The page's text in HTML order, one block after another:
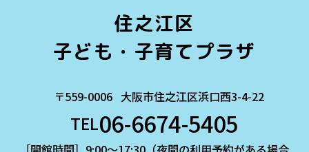
住之江区
子ども・子育てプラザ
〒559-0006 大阪市住之江区浜口西3-4-22
TEL06-6674-5405